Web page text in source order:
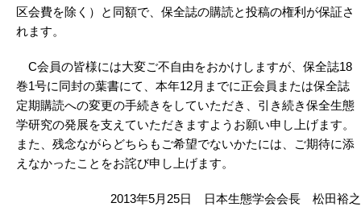
区会費を除く）と同額で、保全誌の購読と投稿の権利が保証さ
れます。
C会員の皆様には大変ご不自由をおかけしますが、保全誌18
巻1号に同封の葉書にて、本年12月までに正会員または保全誌
定期購読への変更の手続きをしていただき、引き続き保全生態
学研究の発展を支えていただきますようお願い申し上げます。
また、残念ながらどちらもご希望でないかたには、ご期待に添
えなかったことをお詫び申し上げます。
2013年5月25日 日本生態学会会長 松田裕之